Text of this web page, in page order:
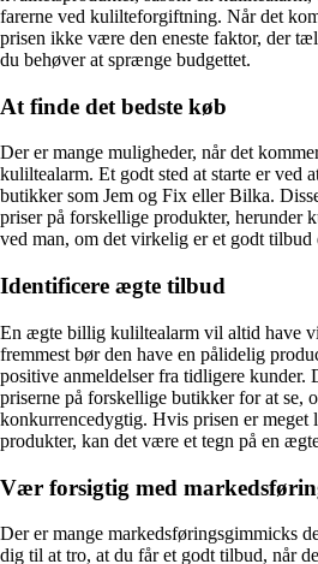
farerne ved kulilteforgiftning. Når det
prisen ikke være den eneste faktor, der
du behøver at sprænge budgettet.
At finde det bedste køb
Der er mange muligheder, når det
kuliltealarm. Et godt sted at starte er ved
butikker som Jem og Fix eller Bilka.
priser på forskellige produkter, herunder
ved man, om det virkelig er et godt tilbud
Identificere ægte tilbud
En ægte billig kuliltealarm vil altid have
fremmest bør den have en pålidelig
positive anmeldelser fra tidligere kunder.
priserne på forskellige butikker for at se,
konkurrencedygtig. Hvis prisen er meget
produkter, kan det være et tegn på en
Vær forsigtig med
Der er mange markedsføringsgimmicks
dig til at tro, at du får et godt tilbud, når